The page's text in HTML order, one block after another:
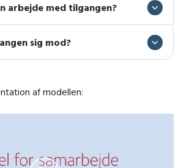
arbejde med tilgangen?
sig mod?
af modellen: